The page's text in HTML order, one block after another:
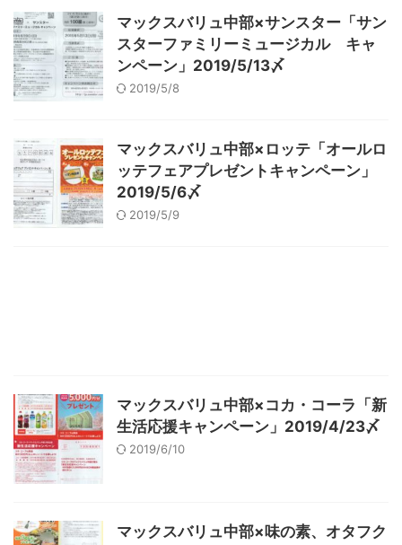
マックスバリュ中部×サンスター「サン
スターファミリーミュージカル キャ
ンペーン」2019/5/13〆
2019/5/8
マックスバリュ中部×ロッテ「オールロ
ッテフェアプレゼントキャンペーン」
2019/5/6〆
2019/5/9
マックスバリュ中部×コカ・コーラ「新
生活応援キャンペーン」2019/4/23〆
2019/6/10
マックスバリュ中部×味の素、オタフク